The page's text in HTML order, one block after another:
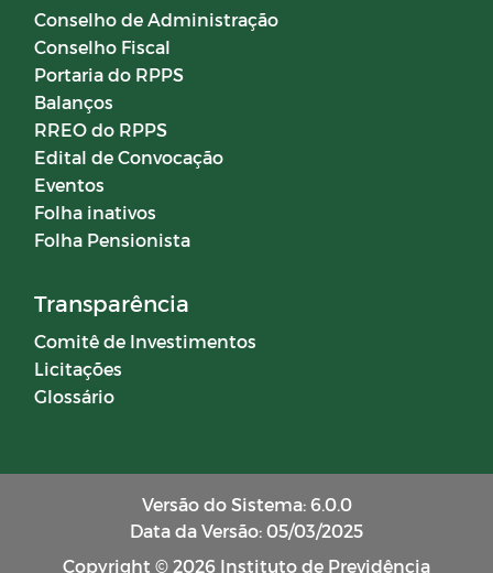
Conselho de Administração
Conselho Fiscal
Portaria do RPPS
Balanços
RREO do RPPS
Edital de Convocação
Eventos
Folha inativos
Folha Pensionista
Transparência
Comitê de Investimentos
Licitações
Glossário
Versão do Sistema: 6.0.0
Data da Versão: 05/03/2025
Copyright © 2026 Instituto de Previdência